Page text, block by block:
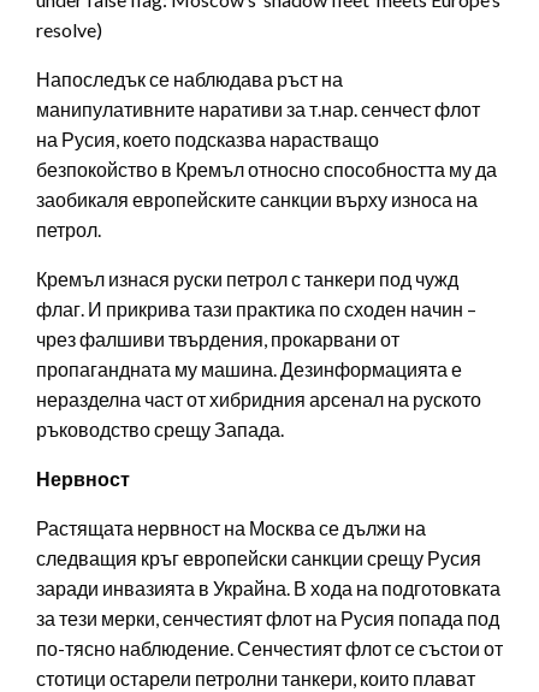
resolve)
Напоследък се наблюдава ръст на
манипулативните наративи за т.нар. сенчест флот
на Русия, което подсказва нарастващо
безпокойство в Кремъл относно способността му да
заобикаля европейските санкции върху износа на
петрол.
Кремъл изнася руски петрол с танкери под чужд
флаг. И прикрива тази практика по сходен начин –
чрез фалшиви твърдения, прокарвани от
пропагандната му машина. Дезинформацията е
неразделна част от хибридния арсенал на руското
ръководство срещу Запада.
Нервност
Растящата нервност на Москва се дължи на
следващия кръг европейски санкции срещу Русия
заради инвазията в Украйна. В хода на подготовката
за тези мерки, сенчестият флот на Русия попада под
по-тясно наблюдение. Сенчестият флот се състои от
стотици остарели петролни танкери, които плават